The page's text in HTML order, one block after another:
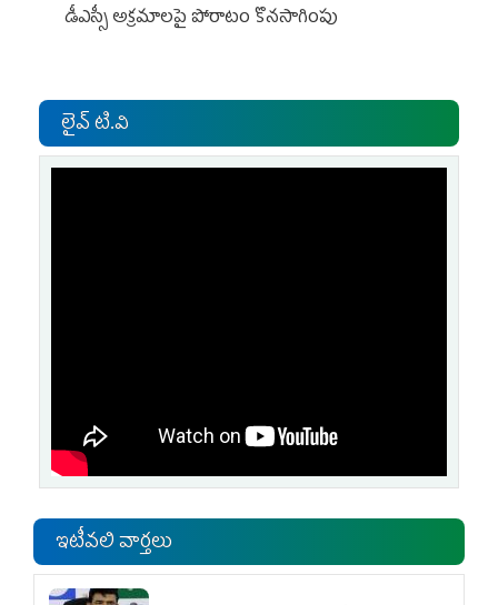
డీఎస్సీ అక్రమాలపై పోరాటం కొనసాగింపు
లైవ్ టి.వి
ఇటీవలి వార్తలు